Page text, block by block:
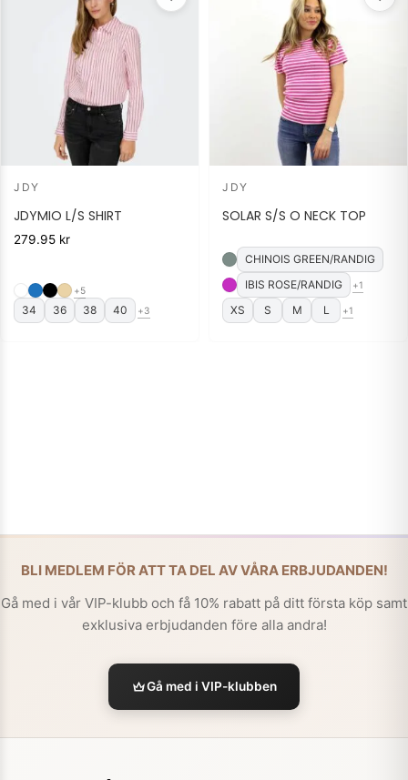
JDY
JDYMIO L/S SHIRT
279.95 kr
+5
34 36 38 40 +3
JDY
SOLAR S/S O NECK TOP
CHINOIS GREEN/RANDIG
IBIS ROSE/RANDIG
+1
XS S M L +1
BLI MEDLEM FÖR ATT TA DEL AV VÅRA ERBJUDANDEN!
Gå med i vår VIP-klubb och få 10% rabatt på ditt första köp samt
exklusiva erbjudanden före alla andra!
Gå med i VIP-klubben